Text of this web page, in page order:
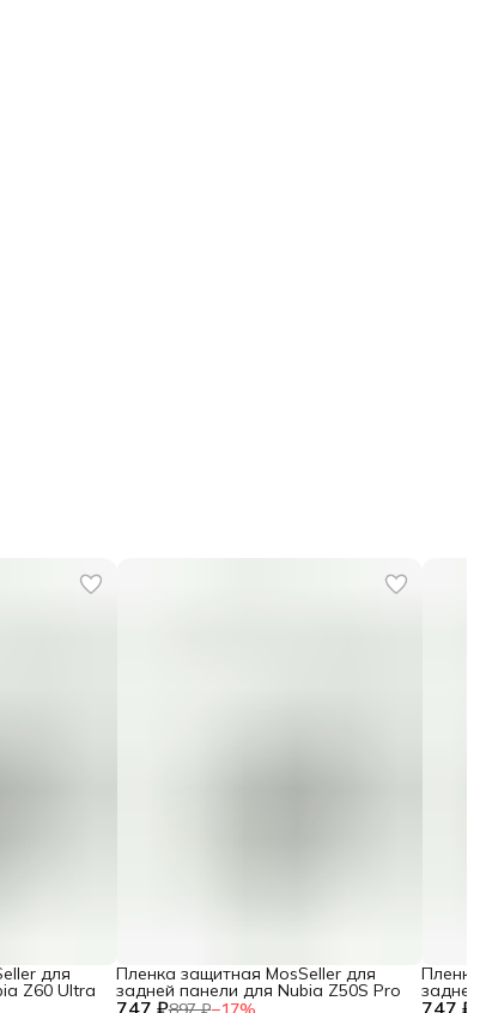
для
Z60 Ultra
Пленка защитная MosSeller для
задней панели для Nubia Z50S Pro
Пленка
задней
9S Pro